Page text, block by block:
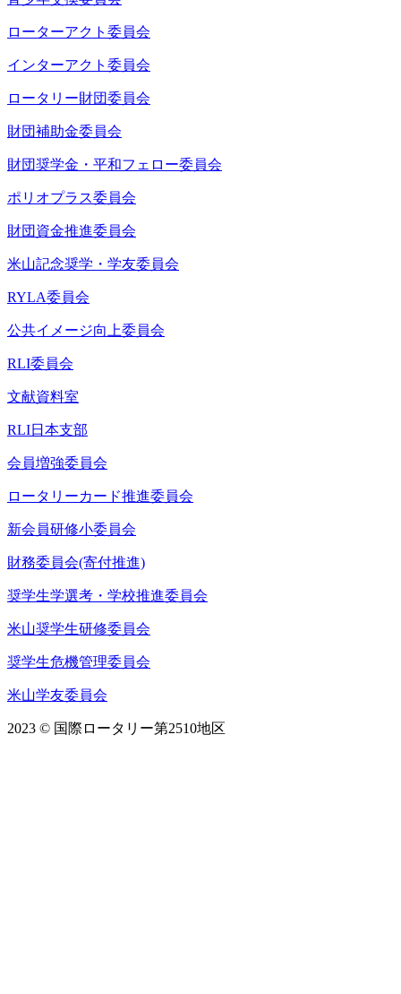
ローターアクト委員会
インターアクト委員会
ロータリー財団委員会
財団補助金委員会
財団奨学金・平和フェロー委員会
ポリオプラス委員会
財団資金推進委員会
米山記念奨学・学友委員会
RYLA委員会
公共イメージ向上委員会
RLI委員会
文献資料室
RLI日本支部
会員増強委員会
ロータリーカード推進委員会
新会員研修小委員会
財務委員会(寄付推進)
奨学生学選考・学校推進委員会
米山奨学生研修委員会
奨学生危機管理委員会
米山学友委員会
2023 © 国際ロータリー第2510地区